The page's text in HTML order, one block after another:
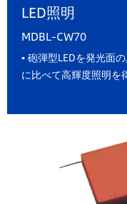
LED照明
MDBL-CW70
▪ 砲弾型LEDを発光面
に比べて高輝度照明を